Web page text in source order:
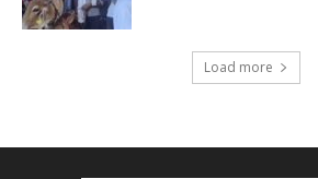
Load more